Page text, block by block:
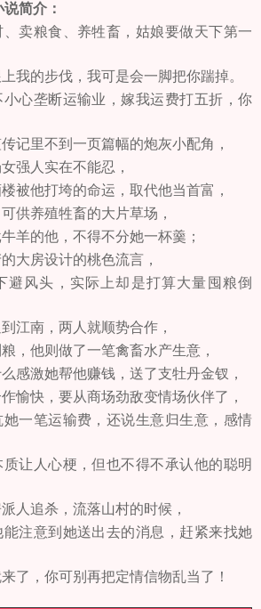
说简介：
卖粮食、养牲畜，姑娘要做天下第一
我的步伐，我可是会一脚把你踹掉。
小心垄断运输业，嫁我运费打五折，你
记里不到一页篇幅的炮灰小配角，
强人实在不能忍，
被他打垮的命运，取代他当首富，
供养殖牲畜的大片草场，
羊的他，不得不分她一杯羹；
大房设计的桃色流言，
避风头，实际上却是打算大量囤粮倒
江南，两人就顺势合作，
，他则做了一笔禽畜水产生意，
感激她帮他赚钱，送了支牡丹金钗，
愉快，要从商场劲敌变情场伙伴了，
一笔运输费，还说生意归生意，感情
质让人心梗，但也不得不承认他的聪明
人追杀，流落山村的时候，
注意到她送出去的消息，赶紧来找她
了，你可别再把定情信物乱当了！